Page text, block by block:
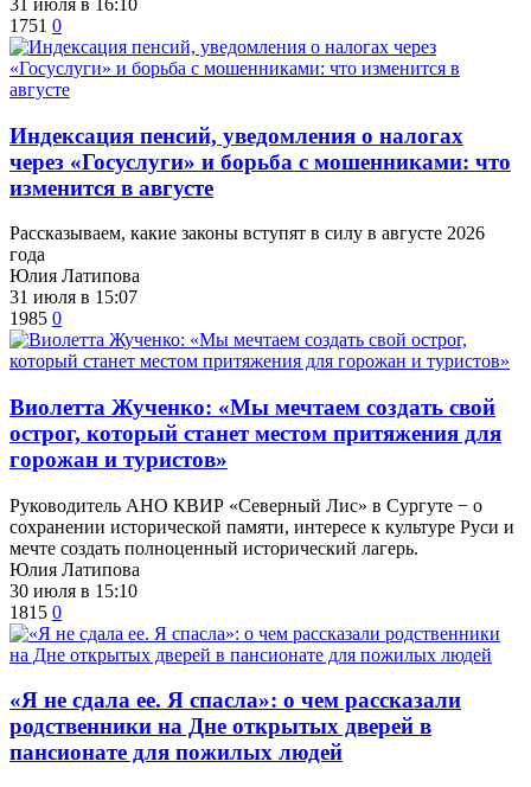
1751 0
​Индексация пенсий, уведомления о налогах
через «Госуслуги» и борьба с мошенниками: что
изменится в августе
Рассказываем, какие законы вступят в силу в августе 2026
года
Юлия Латипова
31 июля в 15:07
1985 0
Виолетта Жученко: «Мы мечтаем создать свой
острог, который станет местом притяжения для
горожан и туристов»
Руководитель АНО КВИР «Северный Лис» в Сургуте − о
сохранении исторической памяти, интересе к культуре Руси и
мечте создать полноценный исторический лагерь.
Юлия Латипова
30 июля в 15:10
1815 0
​«Я не сдала ее. Я спасла»: о чем рассказали
родственники на Дне открытых дверей в
пансионате для пожилых людей